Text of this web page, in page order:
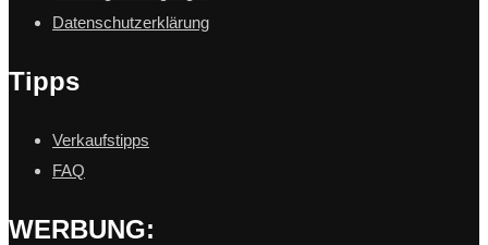
Datenschutzerklärung
Tipps
Verkaufstipps
FAQ
WERBUNG: